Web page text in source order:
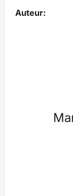
Auteur: